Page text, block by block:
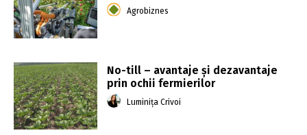
Agrobiznes
No-till – avantaje și dezavantaje
prin ochii fermierilor
Luminița Crivoi